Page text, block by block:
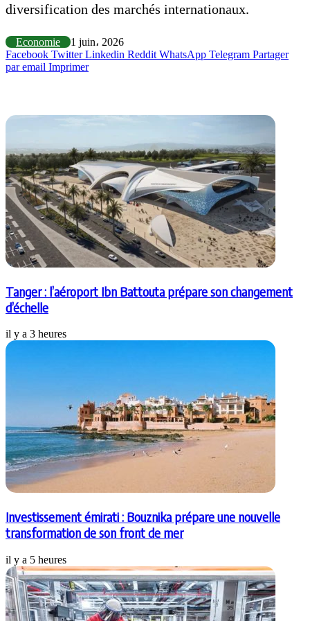
diversification des marchés internationaux.
Economie
1 juin، 2026
Facebook Twitter Linkedin Reddit WhatsApp Telegram Partager
par email Imprimer
Tanger : l’aéroport Ibn Battouta prépare son changement
d’échelle
il y a 3 heures
Investissement émirati : Bouznika prépare une nouvelle
transformation de son front de mer
il y a 5 heures